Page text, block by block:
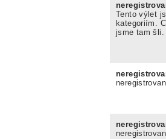
Tento výlet
kategoriím.
jsme tam šli.